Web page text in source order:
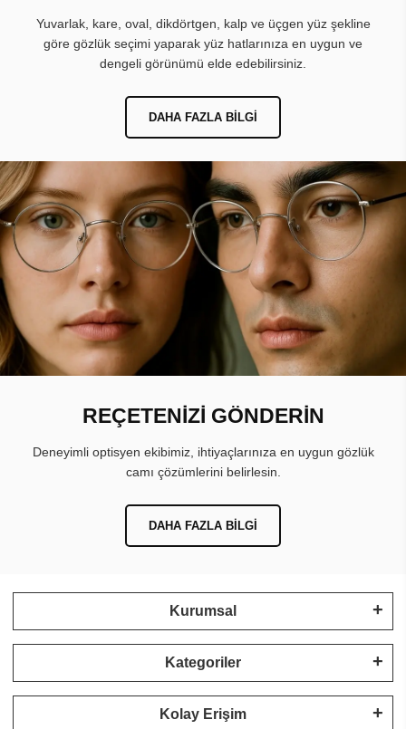
Yuvarlak, kare, oval, dikdörtgen, kalp ve üçgen yüz şekline
göre gözlük seçimi yaparak yüz hatlarınıza en uygun ve
dengeli görünümü elde edebilirsiniz.
DAHA FAZLA BILGI
REÇETENİZİ GÖNDERİN
Deneyimli optisyen ekibimiz, ihtiyaçlarınıza en uygun gözlük
camı çözümlerini belirlesin.
DAHA FAZLA BILGI
Kurumsal
Kategoriler
Kolay Erişim